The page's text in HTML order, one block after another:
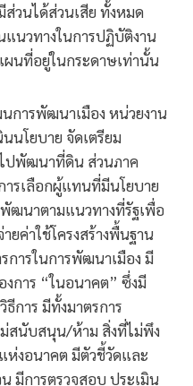
วนได้ส่วนเสีย ทั้งหมด
แนวทางในการปฏิบัติงาน
ผนที่อยู่ในกระดาษเท่านั้น
การพัฒนาเมือง หน่วยงาน
นโยบาย จัดเตรียม
ปพัฒนาที่ดิน ส่วนภาค
รเลือกผู้แทนที่มีนโยบาย
ฒนาตามแนวทางที่รัฐเพื่อ
ค่าใช้โครงสร้างพื้นฐาน
การในการพัฒนาเมือง มี
การ “ในอนาคต” ซึ่งมี
การ มีทั้งมาตรการ
สนับสนุน/ห้าม สิ่งที่ไม่พึง
ห่งอนาคต มีตัวชี้วัดและ
มีการตรวจสอบ ประเมิน